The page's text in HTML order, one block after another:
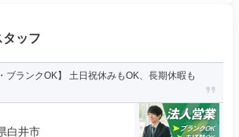
ッフ
ブランクOK】 土日祝休みもOK、長期休暇も
白井市